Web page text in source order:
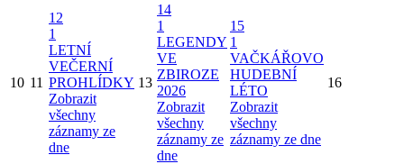
10 11
12
1
LETNÍ
VEČERNÍ
PROHLÍDKY
Zobrazit
všechny
záznamy ze
dne
13
14
1
LEGENDY
VE
ZBIROZE
2026
Zobrazit
všechny
záznamy ze
dne
15
1
VAČKÁŘOVO
HUDEBNÍ
LÉTO
Zobrazit
všechny
záznamy ze dne
16